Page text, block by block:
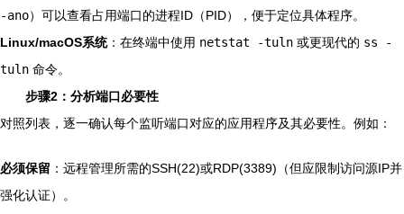
-ano）可以查看占用端口的进程ID（PID），便于定位具体程序。
Linux/macOS系统：在终端中使用 netstat -tuln 或更现代的 ss -
tuln 命令。
步骤2：分析端口必要性
对照列表，逐一确认每个监听端口对应的应用程序及其必要性。例如：
必须保留 ：远程管理所需的SSH(22)或RDP(3389)（但应限制访问源IP并
强化认证）。